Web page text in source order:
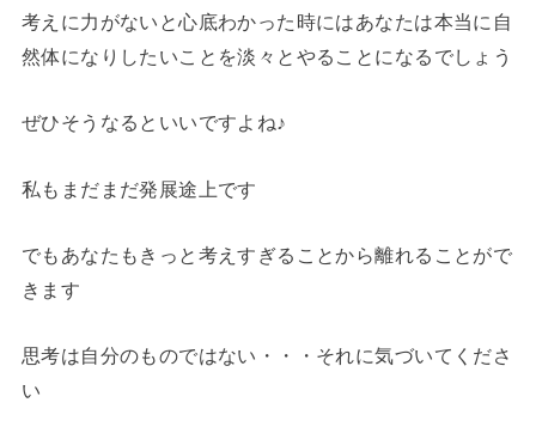
考えに力がないと心底わかった時にはあなたは本当に自
然体になりしたいことを淡々とやることになるでしょう
ぜひそうなるといいですよね♪
私もまだまだ発展途上です
でもあなたもきっと考えすぎることから離れることがで
きます
思考は自分のものではない・・・それに気づいてくださ
い